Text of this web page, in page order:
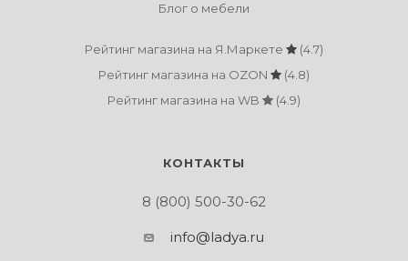
Блог о мебели
Рейтинг магазина на Я.Маркете
(4.7)
Рейтинг магазина на OZON
(4.8)
Рейтинг магазина на WB
(4.9)
КОНТАКТЫ
8 (800) 500-30-62
info@ladya.ru